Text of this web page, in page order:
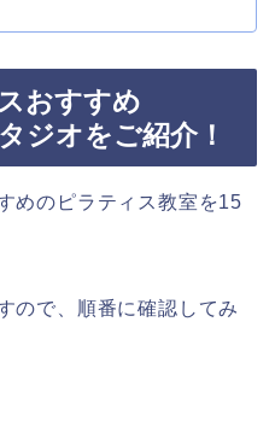
おすすめ
ジオをご紹介！
めのピラティス教室を15
ので、順番に確認してみ